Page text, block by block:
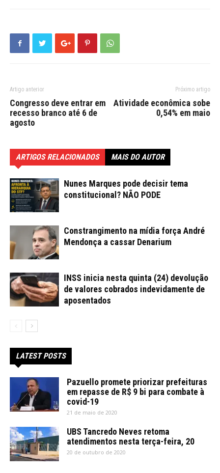
Artigo anterior
Congresso deve entrar em
recesso branco até 6 de
agosto
Próximo artigo
Atividade econômica sobe
0,54% em maio
ARTIGOS RELACIONADOS MAIS DO AUTOR
Nunes Marques pode decisir tema
constitucional? NÃO PODE
Constrangimento na mídia força André
Mendonça a cassar Denarium
INSS inicia nesta quinta (24) devolução
de valores cobrados indevidamente de
aposentados
LATEST POSTS
Pazuello promete priorizar prefeituras
em repasse de R$ 9 bi para combate à
covid-19
21 de maio de 2020
UBS Tancredo Neves retoma
atendimentos nesta terça-feira, 20
20 de outubro de 2020